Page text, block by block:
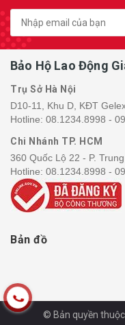
Bảo Hộ Lao Động
Trụ Sở Hà Nội
D10-11, Khu D, KĐT
Hotline: 08.1234.8998 -
Chi Nhánh TP. HCM
360 Quốc Lộ 22 - P.
Hotline: 08.1234.8998 -
Bản đồ
© Bản quyền